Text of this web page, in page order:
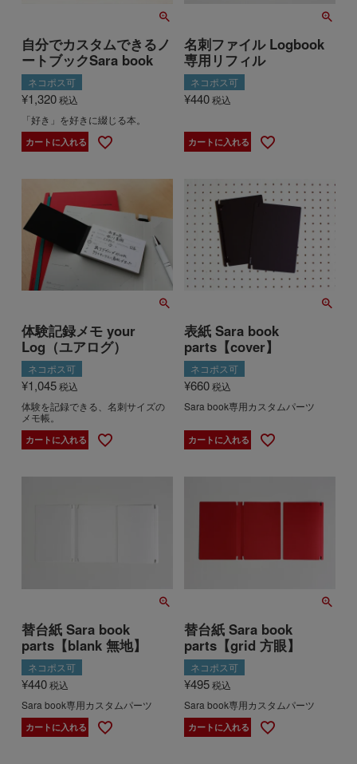
自分でカスタムできるノ
ートブックSara book
ネコポス可
¥1,320税込
「好き」を好きに綴じる本。
カートに入れる
名刺ファイル Logbook
専用リフィル
ネコポス可
¥440税込
カートに入れる
体験記録メモ your
Log（ユアログ）
ネコポス可
¥1,045税込
体験を記録できる、名刺サイズの
メモ帳。
カートに入れる
表紙 Sara book
parts【cover】
ネコポス可
¥660税込
Sara book専用カスタムパーツ
カートに入れる
替台紙 Sara book
parts【blank 無地】
ネコポス可
¥440税込
Sara book専用カスタムパーツ
カートに入れる
替台紙 Sara book
parts【grid 方眼】
ネコポス可
¥495税込
Sara book専用カスタムパーツ
カートに入れる